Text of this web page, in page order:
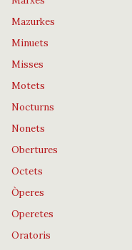
Mazurkes
Minuets
Misses
Motets
Nocturns
Nonets
Obertures
Octets
Òperes
Operetes
Oratoris